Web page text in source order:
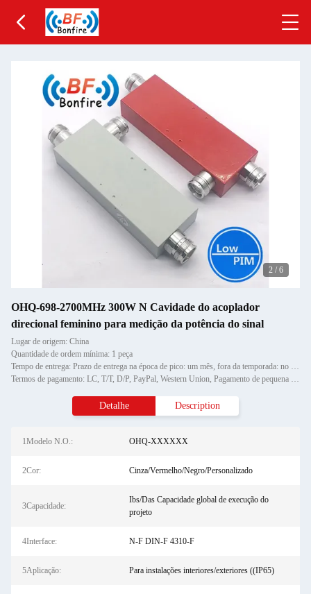
2 / 6
OHQ-698-2700MHz 300W N Cavidade do acoplador
direcional feminino para medição da potência do sinal
Lugar de origem: China
Quantidade de ordem mínima: 1 peça
Tempo de entrega: Prazo de entrega na época de pico: um mês, fora da temporada: no prazo de 15 dias úteis
Termos de pagamento: LC, T/T, D/P, PayPal, Western Union, Pagamento de pequena quantidade, Money Gram
Detalhe Description
1Modelo N.O.: OHQ-XXXXXX
2Cor: Cinza/Vermelho/Negro/Personalizado
3Capacidade:
Ibs/Das Capacidade global de execução do
projeto
4Interface: N-F DIN-F 4310-F
5Aplicação: Para instalações interiores/exteriores ((IP65)